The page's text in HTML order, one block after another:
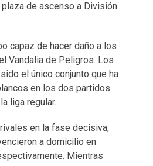
de ascenso a División
capaz de hacer daño a los
Vandalia de Peligros. Los
el único conjunto que ha
en los dos partidos
liga regular.
en la fase decisiva,
a domicilio en
Mientras